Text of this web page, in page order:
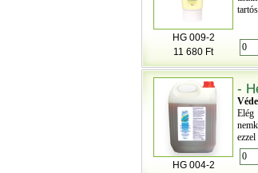
HG 009-2
11 680 Ft
HG 004-2
-
ezzel